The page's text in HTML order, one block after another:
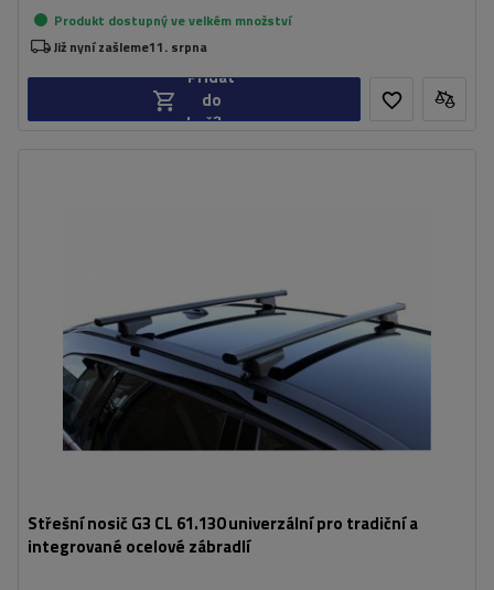
Produkt dostupný ve velkém množství
Již nyní zašleme11. srpna
Přidat
do
košíku
Střešní nosič G3 CL 61.130 univerzální pro tradiční a
integrované ocelové zábradlí